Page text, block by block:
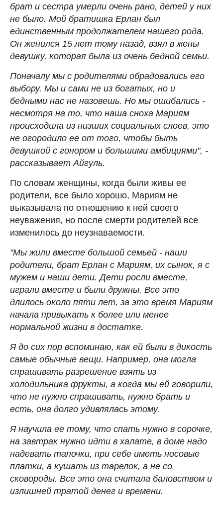
брат и сестра умерли очень рано, детей у них
не было. Мой братишка Ерлан был
единственным продолжателем нашего рода.
Он женился 15 лет тому назад, взял в жены
девушку, которая была из очень бедной семьи.
Поначалу мы с родителями обрадовались его
выбору. Мы и сами не из богатых, но и
бедными нас не назовешь. Но мы ошибались -
несмотря на то, что наша сноха Мариям
происходила из низших социальных слоев, это
не огородило ее от того, чтобы быть
девушкой с гонором и большими амбициями", -
рассказывает Айгуль.
По словам женщины, когда были живы ее
родители, все было хорошо, Мариям не
выказывала по отношению к ней своего
неуважения, но после смерти родителей все
изменилось до неузнаваемости.
"Мы жили вместе большой семьей - наши
родители, брат Ерлан с Мариям, их сынок, я с
мужем и наши дети. Дети росли вместе,
играли вместе и были дружны. Все это
длилось около пяти лет, за это время Мариям
начала привыкать к более или менее
нормальной жизни в достатке.
Я до сих пор вспоминаю, как ей были в дикость
самые обычные вещи. Например, она могла
спрашивать разрешение взять из
холодильника фрукты, а когда мы ей говорили,
что не нужно спрашивать, нужно брать и
есть, она долго удивлялась этому.
Я научила ее тому, что спать нужно в сорочке,
на завтрак нужно идти в халате, в доме надо
надевать тапочки, при себе иметь носовые
платки, а кушать из тарелок, а не со
сковороды. Все это она считала баловством и
излишней тратой денег и времени.